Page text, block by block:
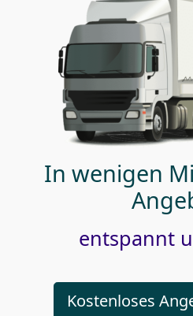
In wenigen
entspannt
Kostenloses